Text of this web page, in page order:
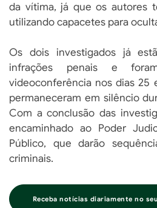
da vítima, já que os autores
utilizando capacetes para
Os dois investigados já
infrações penais e
videoconferência nos dias 25
permaneceram em silêncio
Com a conclusão das
encaminhado ao Poder
Público, que darão
criminais.
Receba notícias diariamente no